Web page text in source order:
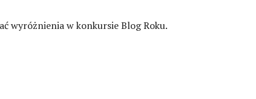
wyróżnienia w konkursie Blog Roku.